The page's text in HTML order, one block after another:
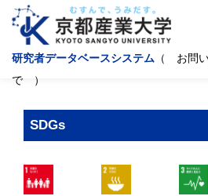
研究者データベースシステム （ お問
で ）
SDGs